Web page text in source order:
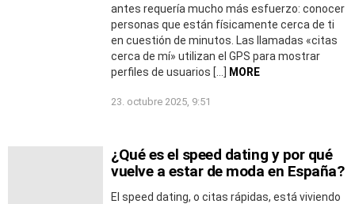
antes requería mucho más esfuerzo: conocer
personas que están físicamente cerca de ti
en cuestión de minutos. Las llamadas «citas
cerca de mí» utilizan el GPS para mostrar
perfiles de usuarios […]
MORE
23. octubre 2025, 9:51
¿Qué es el speed dating y por qué
vuelve a estar de moda en España?
El speed dating, o citas rápidas, está viviendo